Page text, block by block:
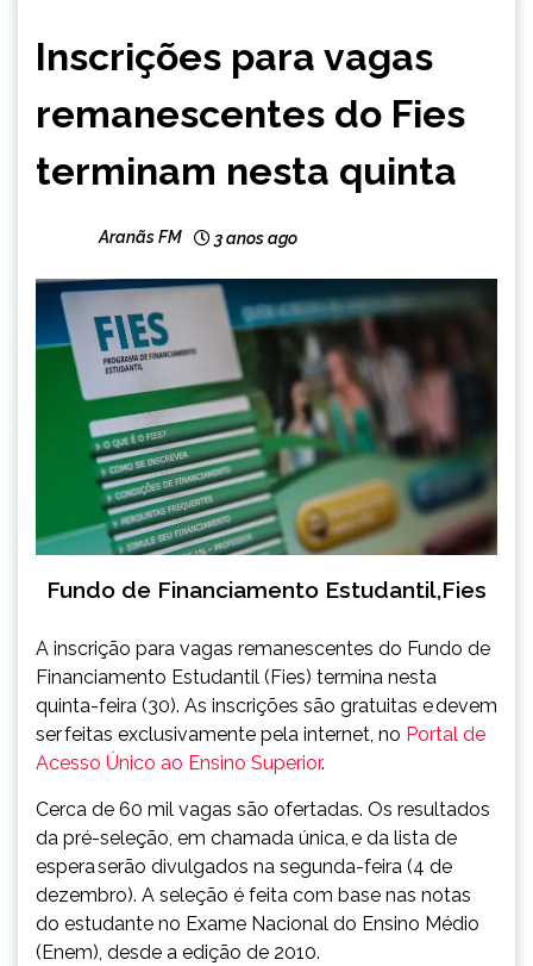
NOTÍCIAS
Inscrições para vagas
remanescentes do Fies
terminam nesta quinta
Aranãs FM 3 anos ago
Fundo de Financiamento Estudantil,Fies
A inscrição para vagas remanescentes do Fundo de
Financiamento Estudantil (Fies) termina nesta
quinta-feira (30). As inscrições são gratuitas e devem
ser feitas exclusivamente pela internet, no Portal de
Acesso Único ao Ensino Superior.
Cerca de 60 mil vagas são ofertadas. Os resultados
da pré-seleção, em chamada única, e da lista de
espera serão divulgados na segunda-feira (4 de
dezembro). A seleção é feita com base nas notas
do estudante no Exame Nacional do Ensino Médio
(Enem), desde a edição de 2010.